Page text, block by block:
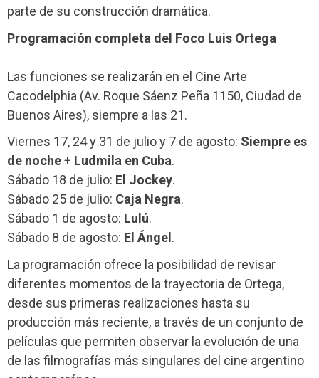
parte de su construcción dramática.
Programación completa del Foco Luis Ortega
Las funciones se realizarán en el Cine Arte
Cacodelphia (Av. Roque Sáenz Peña 1150, Ciudad de
Buenos Aires), siempre a las 21.
Viernes 17, 24 y 31 de julio y 7 de agosto: Siempre es
de noche+ Ludmila en Cuba.
Sábado 18 de julio: El Jockey.
Sábado 25 de julio: Caja Negra.
Sábado 1 de agosto: Lulú.
Sábado 8 de agosto: El Ángel .
La programación ofrece la posibilidad de revisar
diferentes momentos de la trayectoria de Ortega,
desde sus primeras realizaciones hasta su
producción más reciente, a través de un conjunto de
películas que permiten observar la evolución de una
de las filmografías más singulares del cine argentino